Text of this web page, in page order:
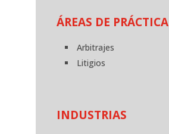
ÁREAS DE PRÁCTICA
Arbitrajes
Litigios
INDUSTRIAS